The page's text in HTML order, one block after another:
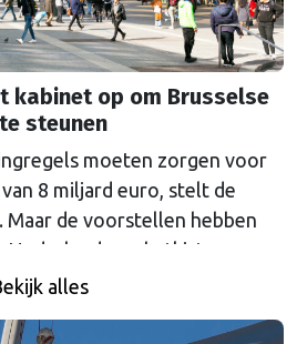
kabinet op om Brusselse
steunen
moeten zorgen voor
8 miljard euro, stelt de
Maar de voorstellen hebben
Nederlandse schatkist.
alles